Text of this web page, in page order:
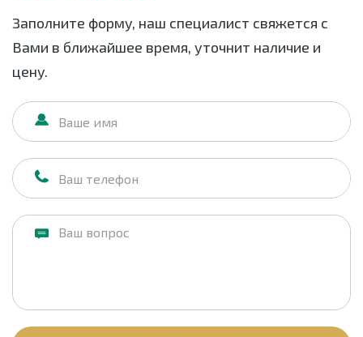
Заполните форму, наш специалист свяжется с
Вами в ближайшее время, уточнит наличие и
цену.